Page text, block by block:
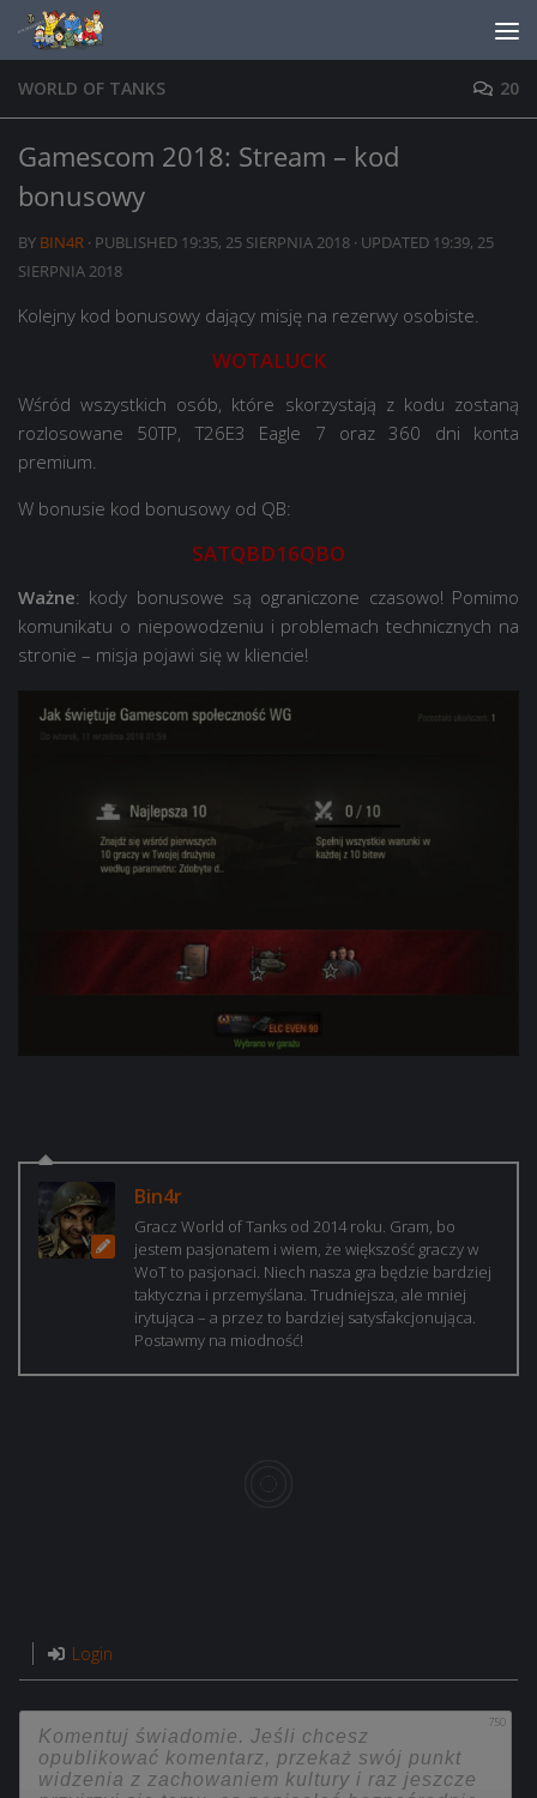
Skip to content
WORLD OF TANKS 20
Gamescom 2018: Stream – kod
bonusowy
BY BIN4R · PUBLISHED 19:35, 25 SIERPNIA 2018 · UPDATED 19:39, 25
SIERPNIA 2018
Kolejny kod bonusowy dający misję na rezerwy osobiste.
WOTALUCK
Wśród wszystkich osób, które skorzystają z kodu zostaną
rozlosowane 50TP, T26E3 Eagle 7 oraz 360 dni konta
premium.
W bonusie kod bonusowy od QB:
SATQBD16QBO
Ważne: kody bonusowe są ograniczone czasowo! Pomimo
komunikatu o niepowodzeniu i problemach technicznych na
stronie – misja pojawi się w kliencie!
Bin4r
Gracz World of Tanks od 2014 roku. Gram, bo
jestem pasjonatem i wiem, że większość graczy w
WoT to pasjonaci. Niech nasza gra będzie bardziej
taktyczna i przemyślana. Trudniejsza, ale mniej
irytująca – a przez to bardziej satysfakcjonująca.
Postawmy na miodność!
Login
750